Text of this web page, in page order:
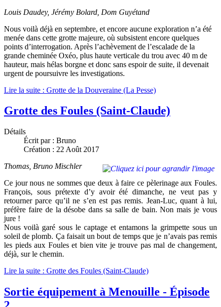
Louis Daudey, Jérémy Bolard, Dom Guyétand
Nous voilà déjà en septembre, et encore aucune exploration n’a été
menée dans cette grotte majeure, où subsistent encore quelques
points d’interrogation. Après l’achèvement de l’escalade de la
grande cheminée Oxéo, plus haute verticale du trou avec 40 m de
hauteur, mais hélas borgne et donc sans espoir de suite, il devenait
urgent de poursuivre les investigations.
Lire la suite : Grotte de la Douveraine (La Pesse)
Grotte des Foules (Saint-Claude)
Détails
Écrit par : Bruno
Création : 22 Août 2017
Thomas, Bruno Mischler
Ce jour nous ne sommes que deux à faire ce pèlerinage aux Foules.
François, sous prétexte d’y avoir été dimanche, ne veut pas y
retourner parce qu’il ne s’en est pas remis. Jean-Luc, quant à lui,
préfère faire de la désobe dans sa salle de bain. Non mais je vous
jure !
Nous voilà garé sous le captage et entamons la grimpette sous un
soleil de plomb. Ça faisait un bout de temps que je n’avais pas remis
les pieds aux Foules et bien vite je trouve pas mal de changement,
déjà, sur le chemin.
Lire la suite : Grotte des Foules (Saint-Claude)
Sortie équipement à Menouille - Épisode